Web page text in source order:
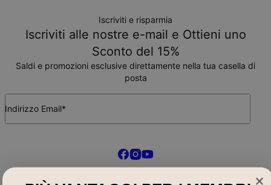
Iscriviti e risparmia
Iscriviti alle nostre e-mail e Ottieni uno
Sconto del 15%
Saldi e promozioni esclusive direttamente nella tua casella di
posta
Indirizzo Email*